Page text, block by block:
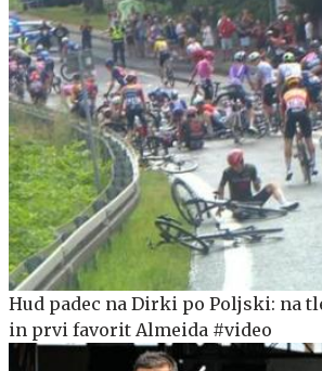
Hud padec na Dirki po Poljski: na
in prvi favorit Almeida #video